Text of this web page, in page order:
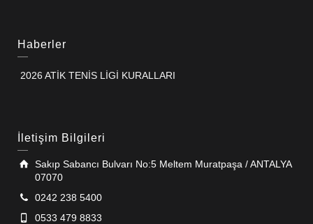
Haberler
2026 ATİK TENİS LİGİ KURALLARI
İletişim Bilgileri
Sakıp Sabancı Bulvarı No:5 Meltem Muratpaşa / ANTALYA
07070
0242 238 5400
0533 479 8833